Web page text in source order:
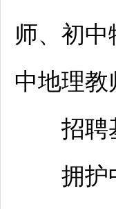
师、初中
中地理教
招聘
拥护中